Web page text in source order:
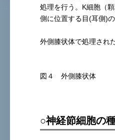
処理を行う。K細胞（
側に位置する目(耳側)
外側膝状体で処理され
図４ 外側膝状体
○神経節細胞の